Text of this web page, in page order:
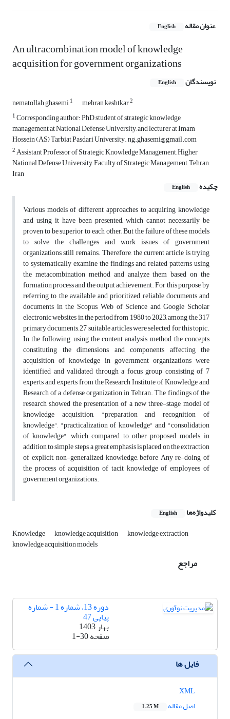
عنوان مقاله English
An ultracombination model of knowledge
acquisition for government organizations
نویسندگان English
nematollah ghasemi1 mehran keshtkar2
1Corresponding author: PhD student of strategic knowledge
management at National Defense University, and lecturer at Imam
Hossein (AS) Tarbiat Pasdari University. ng.ghasemi@gmail.com
2Assistant Professor of Strategic Knowledge Management, Higher
National Defense University, Faculty of Strategic Management, Tehran,
Iran
چکیده
English
Various models of different approaches to acquiring knowledge
and using it have been presented, which cannot necessarily be
proven to be superior to each other; But the failure of these models
to solve the challenges and work issues of government
organizations still remains. Therefore, the current article is trying
to systematically examine the findings and related patterns using
the metacombination method and analyze them based on the
formation process and the output achievement. For this purpose, by
referring to the available and prioritized reliable documents and
documents in the Scopus, Web of Science and Google Scholar
electronic websites in the period from 1980 to 2023, among the 317
primary documents, 27 suitable articles were selected for this topic.
In the following, using the content analysis method, the concepts
constituting the dimensions and components affecting the
acquisition of knowledge in government organizations were
identified and validated through a focus group consisting of 7
experts and experts from the Research Institute of Knowledge and
Research of a defense organization in Tehran. The findings of the
research showed the presentation of a new three-stage model of
knowledge acquisition, "preparation and recognition of
knowledge", "practicalization of knowledge" and "consolidation
of knowledge", which compared to other proposed models, in
addition to simple steps, a great emphasis is placed on the extraction
of explicit, non-generalized knowledge, before Any re-doing of
the process of acquisition of tacit knowledge of employees of
government organizations.
کلیدواژه‌ها English
Knowledge knowledge acquisition knowledge extraction
knowledge acquisition models
مراجع
دوره 13، شماره 1 - شماره
پیاپی 47
بهار 1403
صفحه1-30
فایل ها
اصل مقاله
1.25 M